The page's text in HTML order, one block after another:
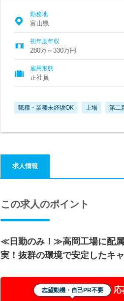
勤務地
富山県
初年度年収
280万～330万円
雇用形態
正社員
職種・業種未経験OK 上場 第二
求人情報
この求人のポイント
≪日勤のみ！≫高岡工場に配
実！抜群の環境で安定したキ
志望動機・自己PR不要